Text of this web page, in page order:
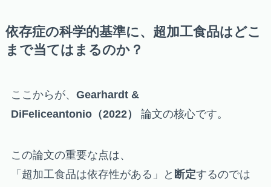
依存症の科学的基準に、超加工食品はどこ
まで当てはまるのか？
ここからが、 Gearhardt &
DiFeliceantonio（2022）
論文の核心です。
この論文の重要な点は、
「超加工食品は依存性がある」と 断定するのでは